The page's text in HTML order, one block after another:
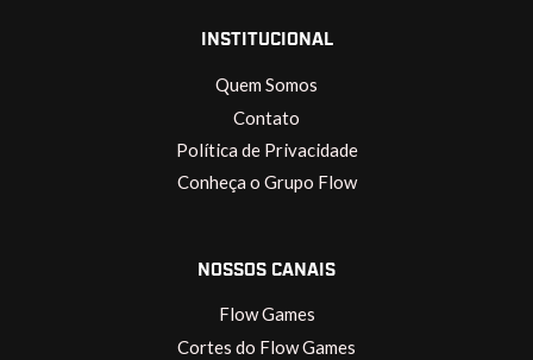
INSTITUCIONAL
Quem Somos
Contato
Política de Privacidade
Conheça o Grupo Flow
NOSSOS CANAIS
Flow Games
Cortes do Flow Games